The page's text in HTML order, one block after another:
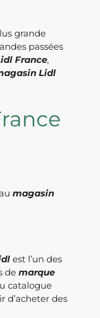
grande
passées
France,
Lidl
magasin
est l’un des
demarque
catalogue
d’acheter des